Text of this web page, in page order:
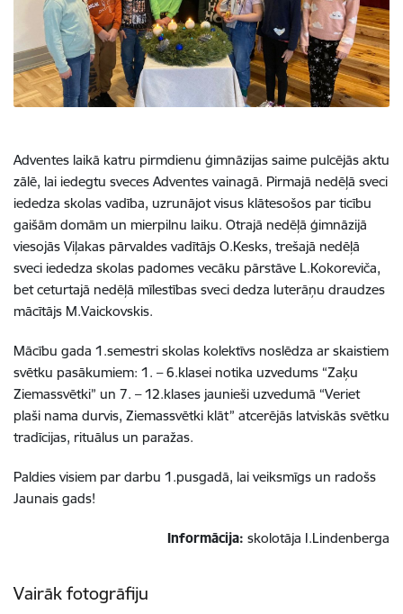
Adventes laikā katru pirmdienu ģimnāzijas saime pulcējās aktu
zālē, lai iedegtu sveces Adventes vainagā. Pirmajā nedēļā sveci
iededza skolas vadība, uzrunājot visus klātesošos par ticību
gaišām domām un mierpilnu laiku. Otrajā nedēļā ģimnāzijā
viesojās Viļakas pārvaldes vadītājs O.Kesks, trešajā nedēļā
sveci iededza skolas padomes vecāku pārstāve L.Kokoreviča,
bet ceturtajā nedēļā mīlestības sveci dedza luterāņu draudzes
mācītājs M.Vaickovskis.
Mācību gada 1.semestri skolas kolektīvs noslēdza ar skaistiem
svētku pasākumiem: 1. – 6.klasei notika uzvedums “Zaķu
Ziemassvētki” un 7. – 12.klases jaunieši uzvedumā “Veriet
plaši nama durvis, Ziemassvētki klāt” atcerējās latviskās svētku
tradīcijas, rituālus un paražas.
Paldies visiem par darbu 1.pusgadā, lai veiksmīgs un radošs
Jaunais gads!
Informācija: skolotāja I.Lindenberga
Vairāk fotogrāfiju